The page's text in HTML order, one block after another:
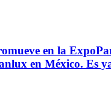
en la
en México. Es